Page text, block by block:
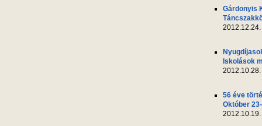
Gárdonyis
2012.12.24.
Iskolások
2012.10.28.
56 éve
Október
2012.10.19.